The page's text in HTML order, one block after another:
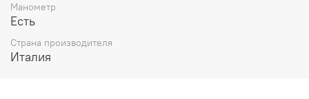
Манометр
Есть
Страна производителя
Италия